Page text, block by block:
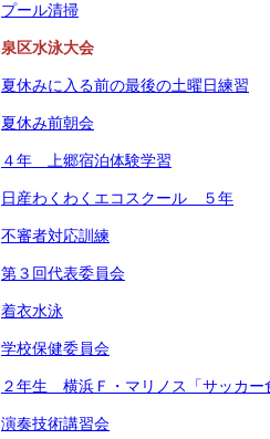
プール清掃
泉区水泳大会
夏休みに入る前の最後の土曜日練習
夏休み前朝会
４年 上郷宿泊体験学習
日産わくわくエコスクール ５年
不審者対応訓練
第３回代表委員会
着衣水泳
学校保健委員会
２年生 横浜Ｆ・マリノス「サッカー
演奏技術講習会